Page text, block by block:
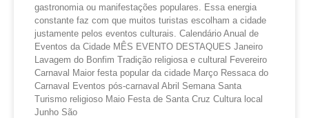
gastronomia ou manifestações populares. Essa energia
constante faz com que muitos turistas escolham a cidade
justamente pelos eventos culturais. Calendário Anual de
Eventos da Cidade MÊS EVENTO DESTAQUES Janeiro
Lavagem do Bonfim Tradição religiosa e cultural Fevereiro
Carnaval Maior festa popular da cidade Março Ressaca do
Carnaval Eventos pós-carnaval Abril Semana Santa
Turismo religioso Maio Festa de Santa Cruz Cultura local
Junho São